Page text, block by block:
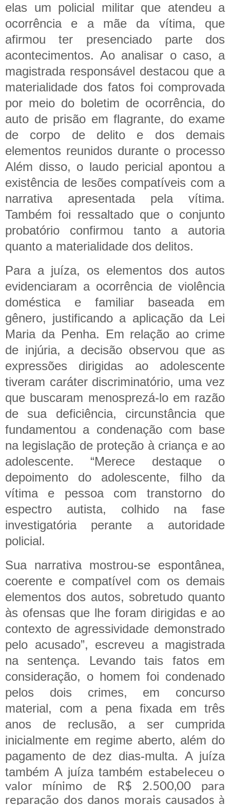
elas um policial militar que atendeu a
ocorrência e a mãe da vítima, que
afirmou ter presenciado parte dos
acontecimentos.Ao analisar o caso, a
magistrada responsável destacou que a
materialidade dos fatos foi comprovada
por meio do boletim de ocorrência, do
auto de prisão em flagrante, do exame
de corpo de delito e dos demais
elementos reunidos durante o processo
Além disso, o laudo pericial apontou a
existência de lesões compatíveis com a
narrativa apresentada pela vítima.
Também foi ressaltado que o conjunto
probatório confirmou tanto a autoria
quanto a materialidade dos delitos.
Para a juíza, os elementos dos autos
evidenciaram a ocorrência de violência
doméstica e familiar baseada em
gênero, justificando a aplicação da Lei
Maria da Penha. Em relação ao crime
de injúria, a decisão observou que as
expressões dirigidas ao adolescente
tiveram caráter discriminatório, uma vez
que buscaram menosprezá-lo em razão
de sua deficiência, circunstância que
fundamentou a condenação com base
na legislação de proteção à criança e ao
adolescente. “Merece destaque o
depoimento do adolescente, filho da
vítima e pessoa com transtorno do
espectro autista, colhido na fase
investigatória perante a autoridade
policial.
Sua narrativa mostrou-se espontânea,
coerente e compatível com os demais
elementos dos autos, sobretudo quanto
às ofensas que lhe foram dirigidas e ao
contexto de agressividade demonstrado
pelo acusado”, escreveu a magistrada
na sentença. Levando tais fatos em
consideração, o homem foi condenado
pelos dois crimes, em concurso
material, com a pena fixada em três
anos de reclusão, a ser cumprida
inicialmente em regime aberto, além do
pagamento de dez dias-multa. A juíza
tambémA juíza também estabeleceu o
valor mínimo de R$ 2.500,00 para
reparação dos danos morais causados à